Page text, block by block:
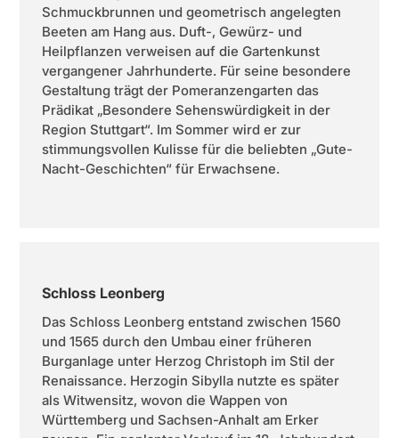
Schmuckbrunnen und geometrisch angelegten
Beeten am Hang aus. Duft-, Gewürz- und
Heilpflanzen verweisen auf die Gartenkunst
vergangener Jahrhunderte. Für seine besondere
Gestaltung trägt der Pomeranzengarten das
Prädikat „Besondere Sehenswürdigkeit in der
Region Stuttgart“. Im Sommer wird er zur
stimmungsvollen Kulisse für die beliebten „Gute-
Nacht-Geschichten“ für Erwachsene.
Schloss Leonberg
Das Schloss Leonberg entstand zwischen 1560
und 1565 durch den Umbau einer früheren
Burganlage unter Herzog Christoph im Stil der
Renaissance. Herzogin Sibylla nutzte es später
als Witwensitz, wovon die Wappen von
Württemberg und Sachsen-Anhalt am Erker